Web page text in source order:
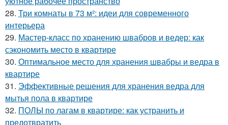
28. Три комнаты в 73 м²: идеи для современного
интерьера
29. Мастер-класс по хранению швабров и ведер: как
сэкономить место в квартире
30. Оптимальное место для хранения швабры и ведра в
квартире
31. Эффективные решения для хранения ведра для
мытья пола в квартире
32. ПОЛЫ по лагам в квартире: как устранить и
предотвратить